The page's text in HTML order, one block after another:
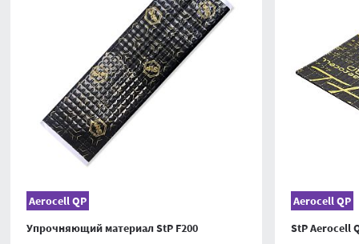
Aerocell QP
Упрочняющий материал StP F200
Aerocell QP
StP Aerocell